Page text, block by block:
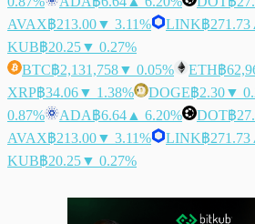
AVAX฿213.00▼ 3.11% LINK฿271.73
KUB฿20.25▼ 0.27%
BTC฿2,131,758▼ 0.05% ETH฿
XRP฿34.06▼ 1.38% DOGE฿2.30▼
0.87%
ADA฿6.64 ▲ 6.20% DOT฿
AVAX฿213.00▼ 3.11% LINK฿271.73
KUB฿20.25▼ 0.27%